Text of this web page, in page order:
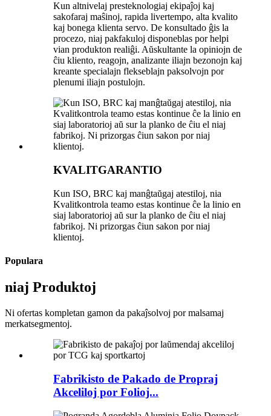
Kun altnivelaj presteknologiaj ekipaĵoj kaj
sakofaraj maŝinoj, rapida livertempo, alta kvalito
kaj bonega klienta servo. De konsultado ĝis la
procezo, niaj pakfakuloj disponeblas por helpi
vian produkton realiĝi. Aŭskultante la opiniojn de
ĉiu kliento, reagojn, analizante iliajn bezonojn kaj
kreante specialajn flekseblajn paksolvojn por
plenumi iliajn postulojn.
KVALITGARANTIO
Kun ISO, BRC kaj manĝtaŭgaj atestiloj, nia
Kvalitkontrola teamo estas kontinue ĉe la linio en
siaj laboratorioj aŭ sur la planko de ĉiu el niaj
fabrikoj. Ni prizorgas ĉiun sakon por niaj
klientoj.
Populara
niaj Produktoj
Ni ofertas kompletan gamon da pakaĵsolvoj por malsamaj
merkatsegmentoj.
Fabrikisto de Pakado de Propraj
Akceliloj por Folioj...